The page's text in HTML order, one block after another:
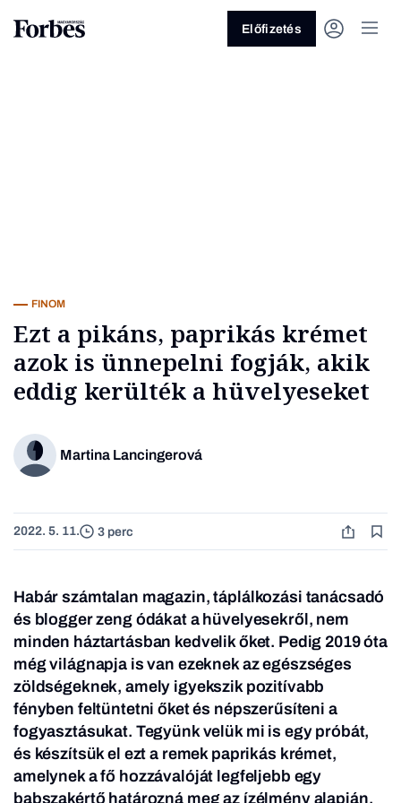
Előfizetés
FINOM
Ezt a pikáns, paprikás krémet
azok is ünnepelni fogják, akik
eddig kerülték a hüvelyeseket
Martina Lancingerová
2022. 5. 11. 3 perc
Habár számtalan magazin, táplálkozási tanácsadó
és blogger zeng ódákat a hüvelyesekről, nem
minden háztartásban kedvelik őket. Pedig 2019 óta
még világnapja is van ezeknek az egészséges
zöldségeknek, amely igyekszik pozitívabb
fényben feltüntetni őket és népszerűsíteni a
fogyasztásukat. Tegyünk velük mi is egy próbát,
és készítsük el ezt a remek paprikás krémet,
amelynek a fő hozzávalóját legfeljebb egy
babszakértő határozná meg az ízélmény alapján.